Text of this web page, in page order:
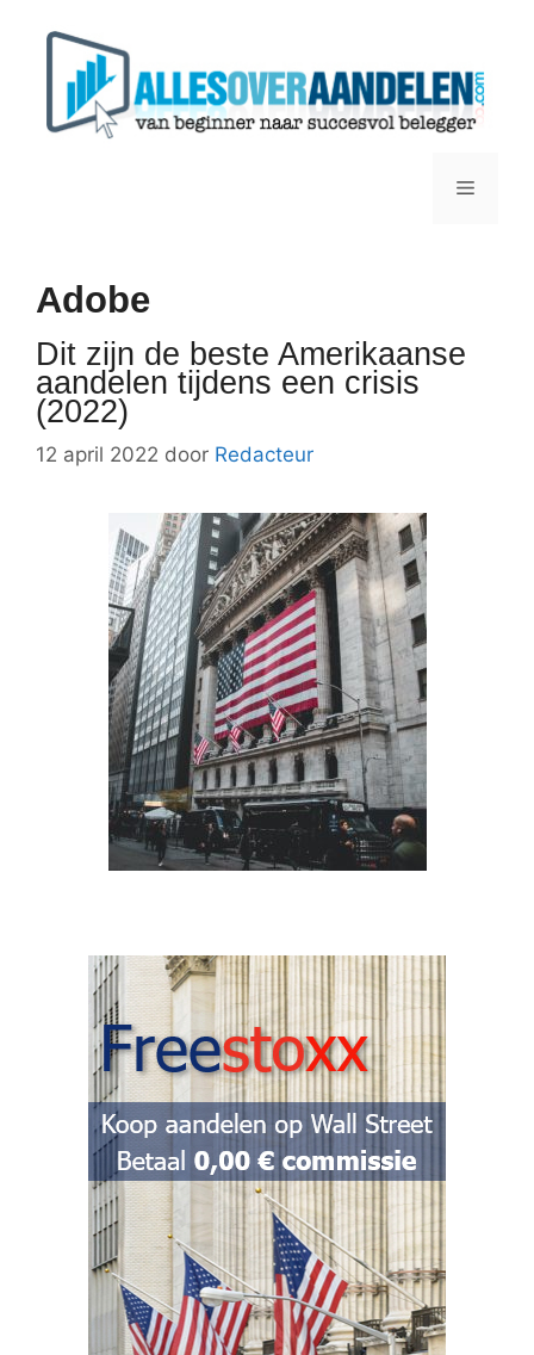
Menu
Adobe
Dit zijn de beste Amerikaanse
aandelen tijdens een crisis
(2022)
12 april 2022 door Redacteur